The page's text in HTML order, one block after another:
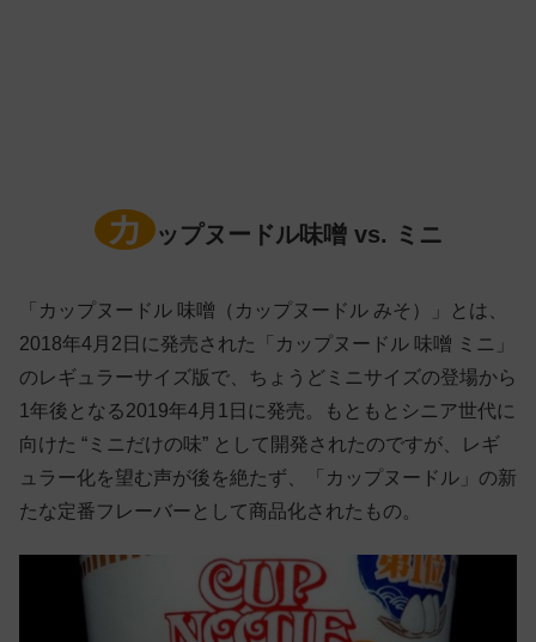
カ ップヌードル味噌 vs. ミニ
「カップヌードル 味噌（カップヌードル みそ）」とは、
2018年4月2日に発売された「カップヌードル 味噌 ミニ」
のレギュラーサイズ版で、ちょうどミニサイズの登場から
1年後となる2019年4月1日に発売。もともとシニア世代に
向けた “ミニだけの味” として開発されたのですが、レギ
ュラー化を望む声が後を絶たず、「カップヌードル」の新
たな定番フレーバーとして商品化されたもの。